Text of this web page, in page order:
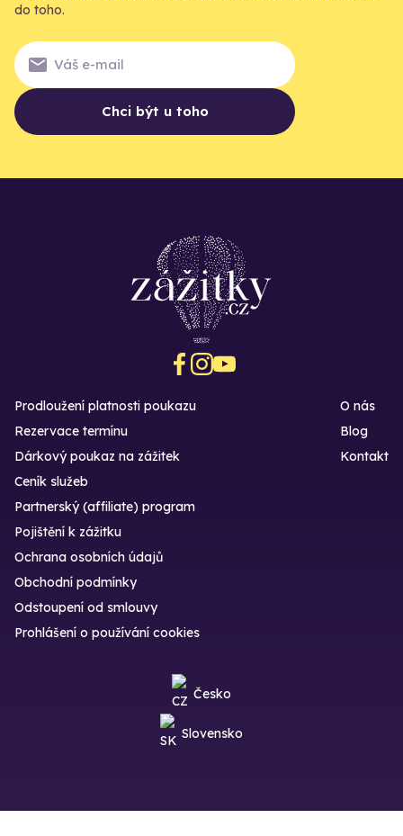
do toho.
Chci být u toho
Prodloužení platnosti poukazu
Rezervace termínu
Dárkový poukaz na zážitek
O nás
Blog
Kontakt
Ceník služeb
Partnerský (affiliate) program
Pojištění k zážitku
Ochrana osobních údajů
Obchodní podmínky
Odstoupení od smlouvy
Prohlášení o používání cookies
Česko
Slovensko